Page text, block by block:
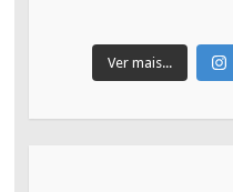
Ver mais...